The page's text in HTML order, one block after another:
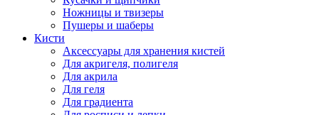
Ножницы и твизеры
Пушеры и шаберы
Кисти
Аксессуары для хранения кистей
Для акригеля, полигеля
Для акрила
Для геля
Для градиента